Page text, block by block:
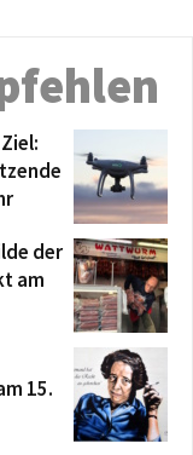
der
am
15.